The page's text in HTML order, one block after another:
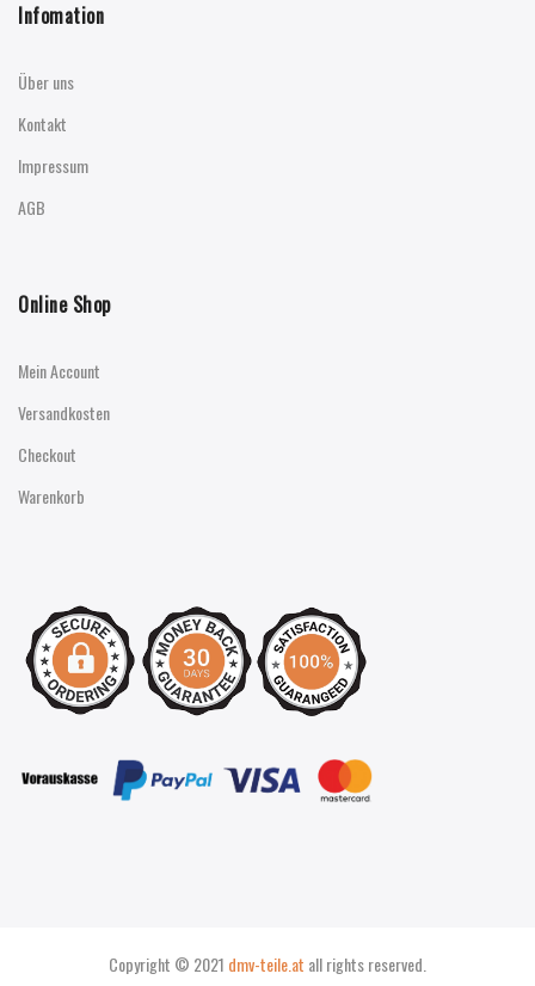
Infomation
Über uns
Kontakt
Impressum
AGB
Online Shop
Mein Account
Versandkosten
Checkout
Warenkorb
Copyright © 2021 dmv-teile.at all rights reserved.